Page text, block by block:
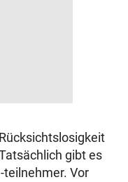
gibt es
teilnehmer. Vor